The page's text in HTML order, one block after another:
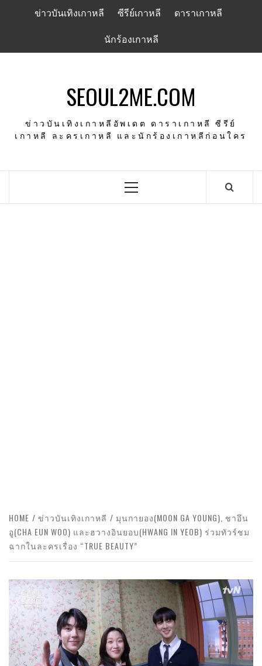
ข่าวบันเทิงเกาหลี ซีรีย์เกาหลี ดาราเกาหลี
นักร้องเกาหลี
SEOUL2ME.COM
ข่าวบันเทิงเกาหลีอัพเดต ดาราเกาหลี ซีรีย์
เกาหลี ละครเกาหลี และนักร้องเกาหลีก่อนใคร
Primary
HOME ข่าวบันเทิงเกาหลี
มุนกายอง(MOON GA YOUNG), ชาอึน
อู(CHA EUN WOO) และฮวางอินยอบ(HWANG IN YEOB) ร่วมทัวร์ชม
ฉากในละครเรื่อง “TRUE BEAUTY”